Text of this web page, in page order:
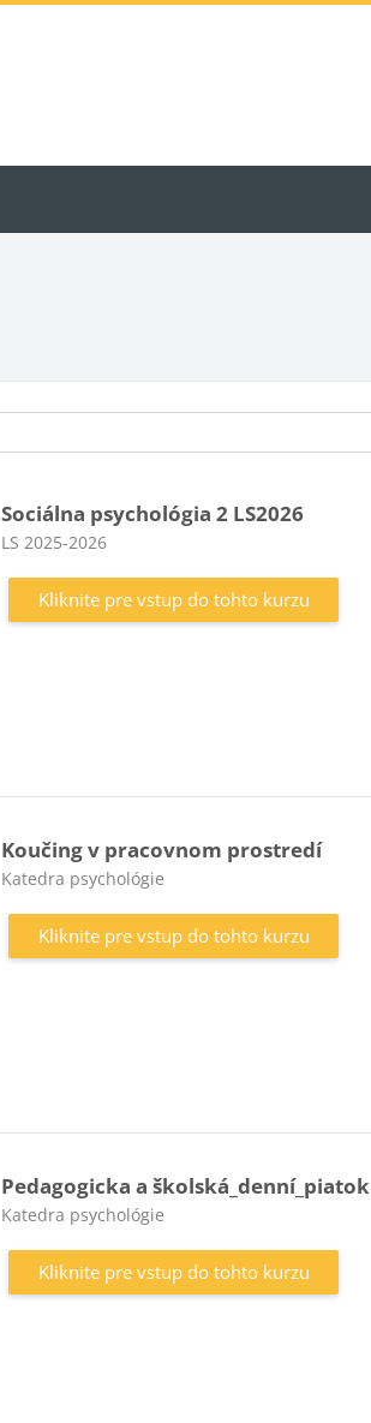
Sociálna psychológia 2 LS2026
Kategória kurzu
LS 2025-2026
Kliknite pre vstup do tohto kurzu
Koučing v pracovnom prostredí
Kategória kurzu
Katedra psychológie
Kliknite pre vstup do tohto kurzu
Pedagogicka a školská_denní_piatok
Kategória kurzu
Katedra psychológie
Kliknite pre vstup do tohto kurzu